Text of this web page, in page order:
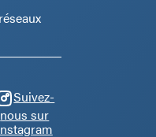
Suivez-
nous sur